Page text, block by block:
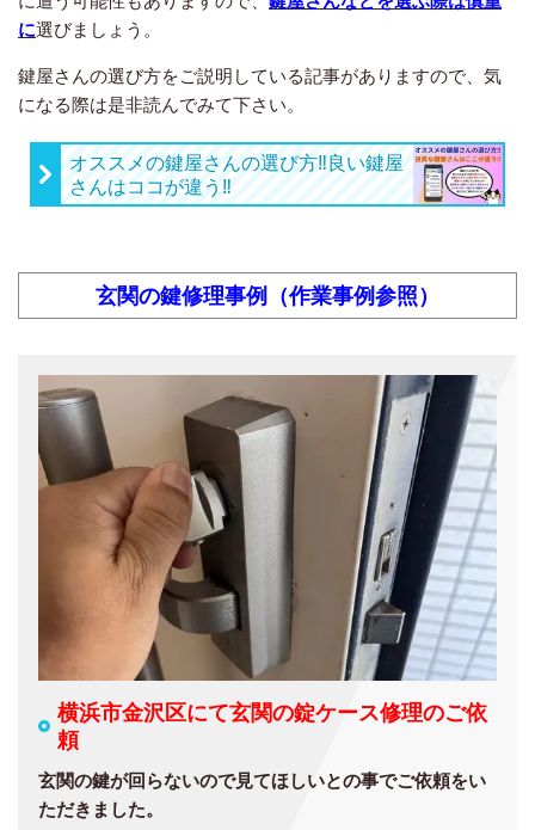
に選びましょう。
鍵屋さんの選び方をご説明している記事がありますので、気
になる際は是非読んでみて下さい。
オススメの鍵屋さんの選び方‼︎良い鍵屋
さんはココが違う‼︎
玄関の鍵修理事例（作業事例参照）
横浜市金沢区にて玄関の錠ケース修理のご依
頼
玄関の鍵が回らないので見てほしいとの事でご依頼をい
ただきました。